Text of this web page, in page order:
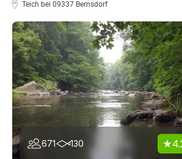
Teich bei 09337 Bernsdorf
671 130